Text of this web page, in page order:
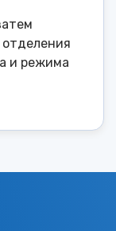
отделения
и режима